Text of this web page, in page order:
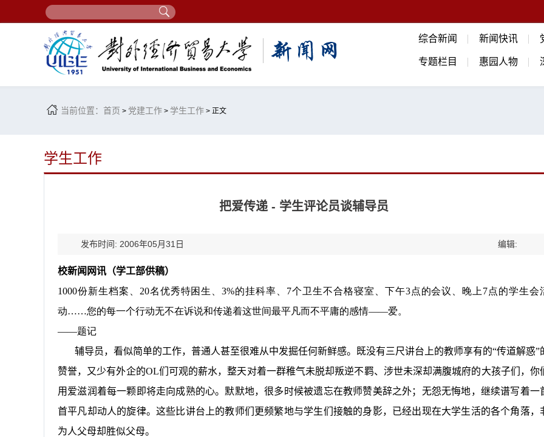
综合新闻 新闻快讯
专题栏目 惠园人物
当前位置： 首页 > 党建工作 > 学生工作 > 正文
学生工作
把爱传递 - 学生评论员谈辅导员
发布时间: 2006年05月31日 编辑:
校新闻网讯（学工部供稿）
1000份新生档案、20名优秀特困生、3%的挂科率、7个卫生不合格寝室、下午3点的会议、晚上7点的学生会
动……您的每一个行动无不在诉说和传递着这世间最平凡而不平庸的感情——爱。
——题记
辅导员，看似简单的工作，普通人甚至很难从中发掘任何新鲜感。既没有三尺讲台上的教师享有的“传道解惑”
赞誉，又少有外企的OL们可观的薪水，整天对着一群稚气未脱却叛逆不羁、涉世未深却满腹城府的大孩子们，你
用爱滋润着每一颗即将走向成熟的心。默默地，很多时候被遗忘在教师赞美辞之外；无怨无悔地，继续谱写着一
首平凡却动人的旋律。这些比讲台上的教师们更频繁地与学生们接触的身影，已经出现在大学生活的各个角落，
为人父母却胜似父母。